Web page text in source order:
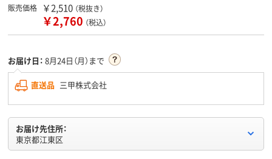
販売価格 ￥2,510 （税抜き）
￥2,760 （税込）
お届け日： 8月24日（月）まで
直送品 三甲株式会社
お届け先住所：
東京都江東区